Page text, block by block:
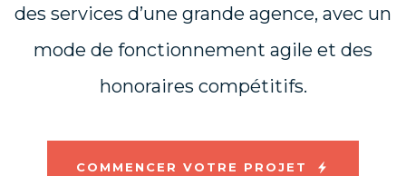
des services d’une grande agence, avec un
mode de fonctionnement agile et des
honoraires compétitifs.
COMMENCER VOTRE PROJET